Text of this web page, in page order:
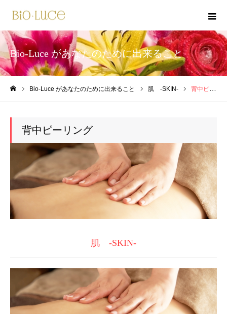
Bio-Luce があなたのために出来ること
Bio-Luce があなたのために出来ること 肌 -SKIN- 背中ピーリング
背中ピーリング
肌 -SKIN-